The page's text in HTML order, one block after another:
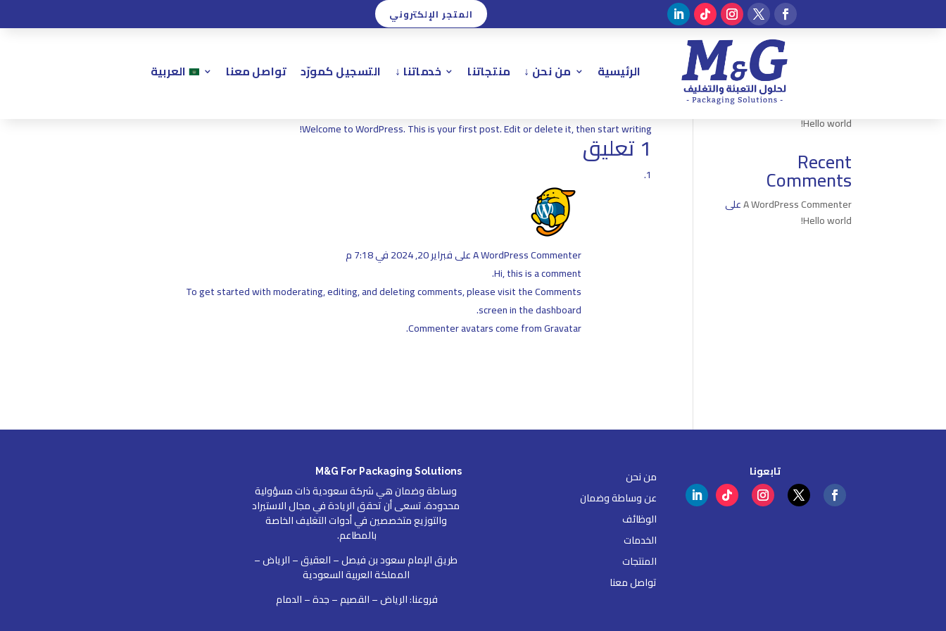
المتجر الإلكتروني
الرئيسية من نحن ↓ منتجاتنا خدماتنا ↓ التسجيل كمورّد تواصل معنا العربية بواسطةallahemn
| فبراير 20, 2024 |
Uncategorized|1 تعليق
Welcome to WordPress. This is your first post. Edit or delete it, then start writing!
1 تعليق
A WordPress Commenterعلى فبراير 20, 2024 في 7:18 م
Hi, this is a comment.
To get started with moderating, editing, and deleting comments, please visit the Comments
screen in the dashboard.
Commenter avatars come fromGravatar
.
Recent Posts
Hello world!
Recent
Comments
A WordPress Commenterعلى
Hello world!
M&G For Packaging Solutions
وساطة وضمان هي شركة سعودية ذات مسؤولية
محدودة، تسعى أن تحقق الريادة في مجال الاستيراد
والتوزيع متخصصين في أدوات التغليف الخاصة
بالمطاعم.
طريق الإمام سعود بن فيصل – العقيق – الرياض –
المملكة العربية السعودية
فروعنا: الرياض – القصيم – جدة – الدمام
من نحن
عن وساطة وضمان
الوظائف
الخدمات
المنتجات
تواصل معنا
تابعونا